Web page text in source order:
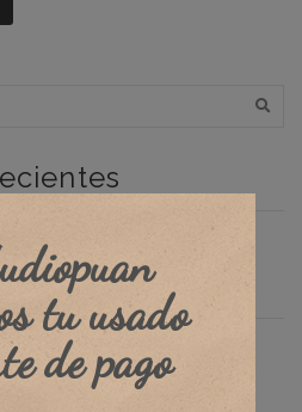
tu usado
de pago